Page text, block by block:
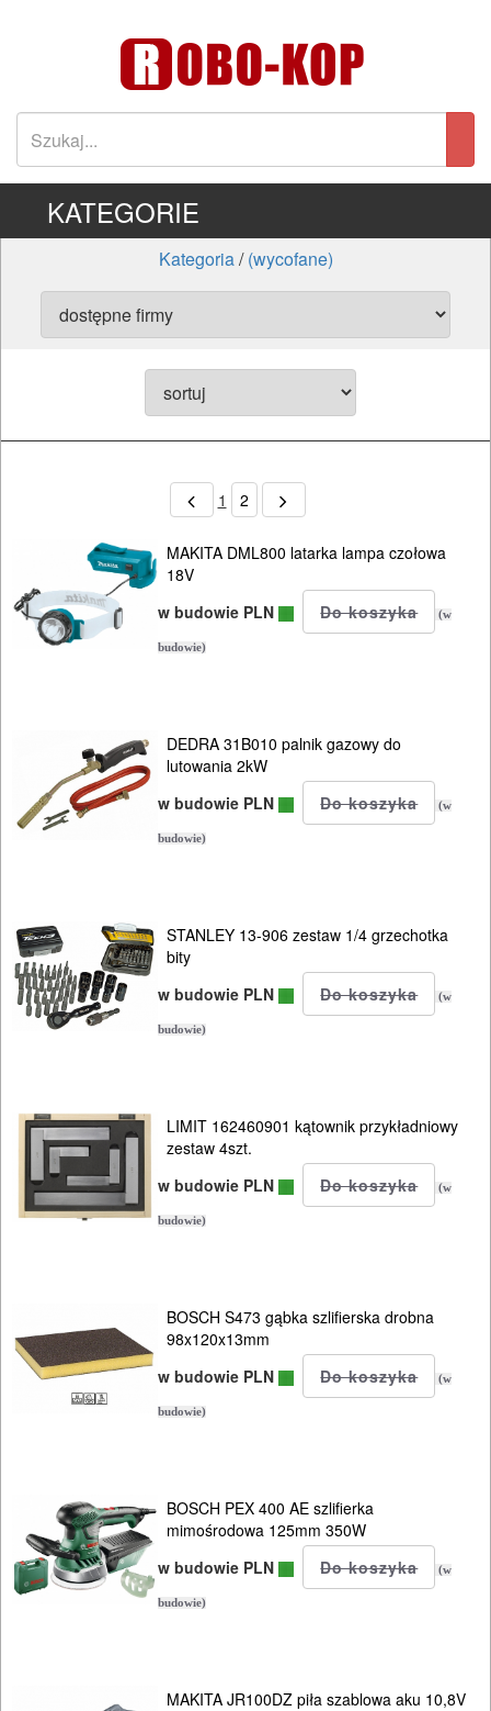
KATEGORIE
Kategoria/(wycofane)
1 2
MAKITA DML800 latarka lampa czołowa
18V
w budowie PLN
(w
budowie)
DEDRA 31B010 palnik gazowy do
lutowania 2kW
w budowie PLN
(w
budowie)
STANLEY 13-906 zestaw 1/4 grzechotka
bity
w budowie PLN
(w
budowie)
LIMIT 162460901 kątownik przykładniowy
zestaw 4szt.
w budowie PLN
(w
budowie)
BOSCH S473 gąbka szlifierska drobna
98x120x13mm
w budowie PLN
(w
budowie)
BOSCH PEX 400 AE szlifierka
mimośrodowa 125mm 350W
w budowie PLN
(w
budowie)
MAKITA JR100DZ piła szablowa aku 10,8V